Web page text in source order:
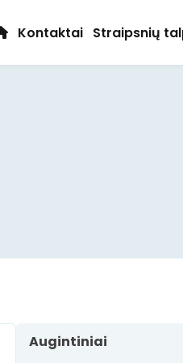
Kontaktai Straipsnių
Augintiniai